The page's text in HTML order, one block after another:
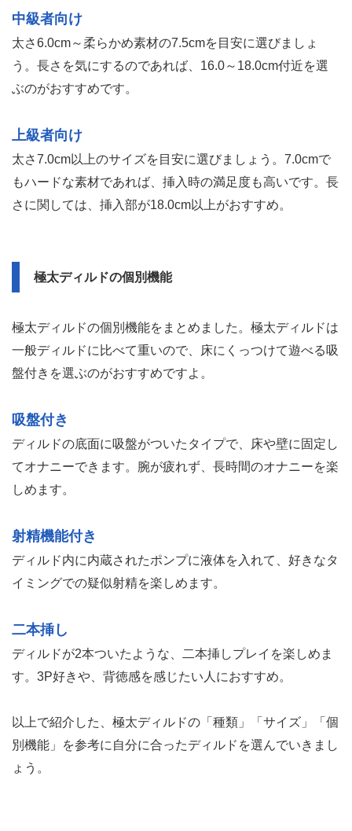
中級者向け
太さ6.0cm～柔らかめ素材の7.5cmを目安に選びましょ
う。長さを気にするのであれば、16.0～18.0cm付近を選
ぶのがおすすめです。
上級者向け
太さ7.0cm以上のサイズを目安に選びましょう。7.0cmで
もハードな素材であれば、挿入時の満足度も高いです。長
さに関しては、挿入部が18.0cm以上がおすすめ。
極太ディルドの個別機能
極太ディルドの個別機能をまとめました。極太ディルドは
一般ディルドに比べて重いので、床にくっつけて遊べる吸
盤付きを選ぶのがおすすめですよ。
吸盤付き
ディルドの底面に吸盤がついたタイプで、床や壁に固定し
てオナニーできます。腕が疲れず、長時間のオナニーを楽
しめます。
射精機能付き
ディルド内に内蔵されたポンプに液体を入れて、好きなタ
イミングでの疑似射精を楽しめます。
二本挿し
ディルドが2本ついたような、二本挿しプレイを楽しめま
す。3P好きや、背徳感を感じたい人におすすめ。
以上で紹介した、極太ディルドの「種類」「サイズ」「個
別機能」を参考に自分に合ったディルドを選んでいきまし
ょう。